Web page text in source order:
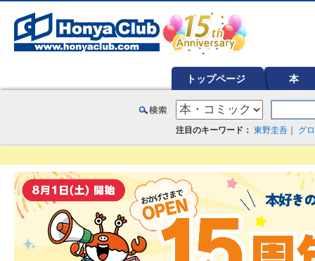
トップページ 本
注目のキーワード： 東野圭吾 グ